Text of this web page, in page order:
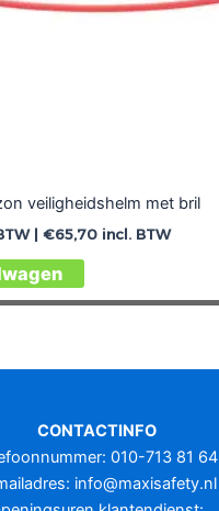
veiligheidshelm met bril
| €65,70incl. BTW
Dit
product
variaties.
optie
gekozen
worden
CONTACTINFO
010-713 81 64
info@maxisafety.nl